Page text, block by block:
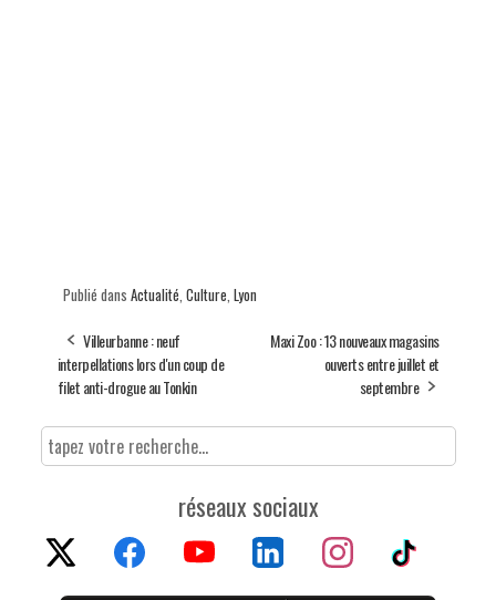
Publié dans Actualité Culture Lyon
Villeurbanne : neuf
interpellations lors d'un coup de
filet anti-drogue au Tonkin
Maxi Zoo : 13 nouveaux magasins
ouverts entre juillet et
septembre
réseaux sociaux